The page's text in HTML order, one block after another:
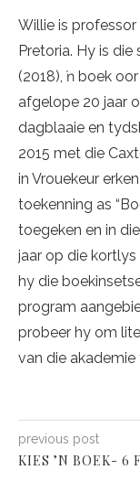
Willie is
Pretoria. Hy is
(2018), ŉ boek
afgelope 20 jaar
dagblaaie en
2015 met die
in Vrouekeur
toekenning as
toegeken en in
jaar op die kortlys
hy die
program
probeer hy om
van die akademie
previous post
KIES ’N BOEK- 6